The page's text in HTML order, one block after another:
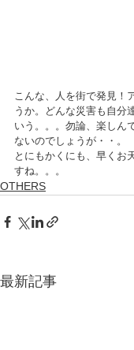
こんな、人を街で発見！
うか。どんな災害も自分
いう。。。勿論、楽しん
ないのでしょうが・・。
とにもかくにも、早くお
すね。。。
OTHERS
最新記事